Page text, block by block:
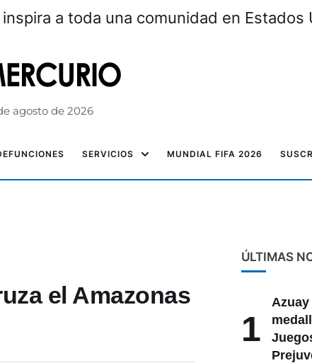
a toda una comunidad en Estados
agosto de 2026
SERVICIOS MUNDIAL FIFA 2026
el Amazonas
ÚLTIMAS
1